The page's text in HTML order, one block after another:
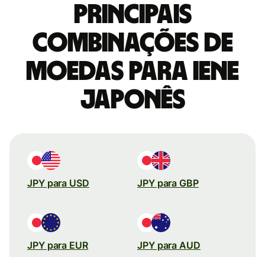
Principais
combinações de
moedas para Iene
japonês
JPY para USD JPY para GBP
JPY para EUR JPY para AUD